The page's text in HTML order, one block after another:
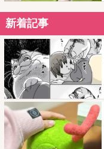
新着記事